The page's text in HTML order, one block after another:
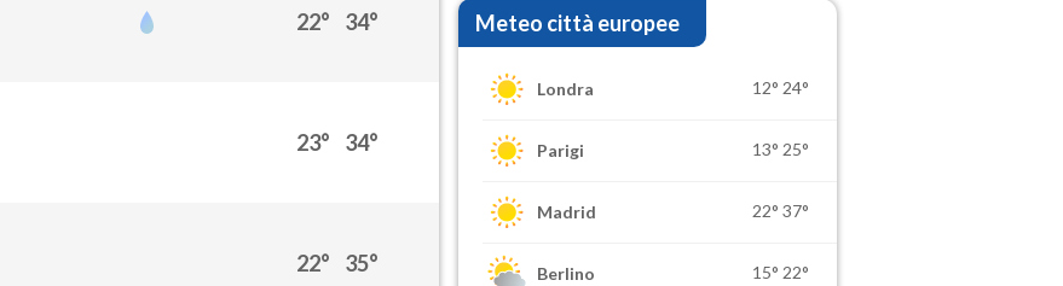
22° 34°
23° 34°
22° 35°
Meteo città europee
Londra 12° 24°
Parigi 13° 25°
Madrid 22° 37°
Berlino 15° 22°